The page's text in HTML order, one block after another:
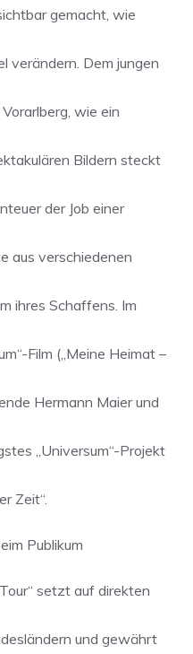
gemacht, wie
verändern. Dem jungen
wie ein
Bildern steckt
der Job einer
aus verschiedenen
ihres Schaffens. Im
Film („Meine Heimat –
Hermann Maier und
„Universum“-Projekt
Zeit“.
Publikum
setzt auf direkten
und gewährt